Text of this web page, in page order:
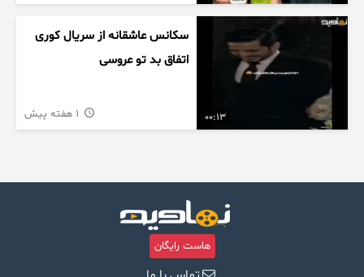
00:13
سکانس عاشقانه از سریال کوری
اتفاق بد تو عروسی
هاست رایگان